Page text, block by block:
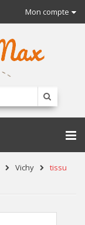
Mon compte
Vichy
tissu